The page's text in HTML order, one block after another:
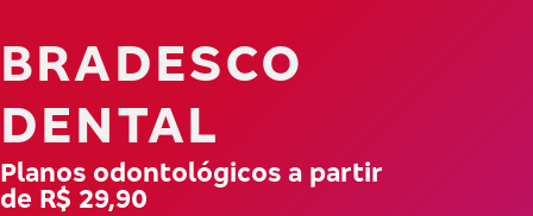
BRADESCO
DENTAL
Planos odontológicos a partir
de R$ 29,90